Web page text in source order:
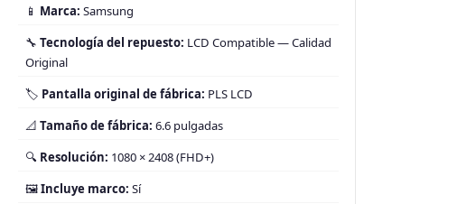
📱 Marca: Samsung
🔧 Tecnología del repuesto: LCD Compatible — Calidad
Original
🏷️ Pantalla original de fábrica: PLS LCD
📐 Tamaño de fábrica: 6.6 pulgadas
🔍 Resolución: 1080 × 2408 (FHD+)
🖼️Incluye marco: Sí